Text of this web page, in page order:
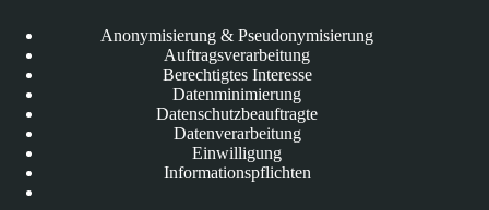
Anonymisierung & Pseudonymisierung
Auftragsverarbeitung
Berechtigtes Interesse
Datenminimierung
Datenschutzbeauftragte
Datenverarbeitung
Einwilligung
Informationspflichten